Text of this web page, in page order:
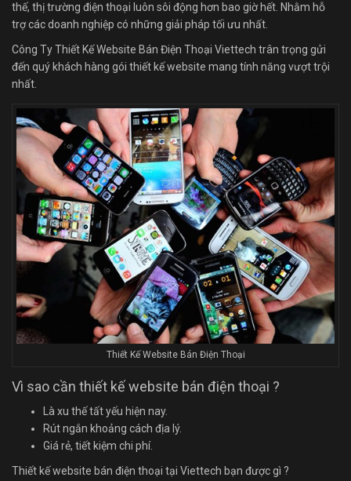
thế, thị trường điện thoại luôn sôi động hơn bao giờ hết. Nhằm hỗ
trợ các doanh nghiệp có những giải pháp tối ưu nhất.
Công Ty Thiết Kế Website Bán Điện Thoại Viettech trân trọng gửi
đến quý khách hàng gói thiết kế website mang tính năng vượt trội
nhất.
Thiết Kế Website Bán Điện Thoại
Vì sao cần thiết kế website bán điện thoại ?
Là xu thế tất yếu hiện nay.
Rút ngắn khoảng cách địa lý.
Giá rẻ, tiết kiệm chi phí.
Thiết kế website bán điện thoại tại Viettech bạn được gì ?